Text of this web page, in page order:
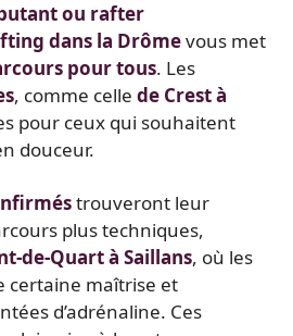
ou rafter
dans la Drômevous met
pour tous. Les
, comme celle de Crest à
pour ceux qui souhaitent
douceur.
trouveront leur
plus techniques,
de-Quart à Saillans, où les
certaine maîtrise et
d’adrénaline. Ces